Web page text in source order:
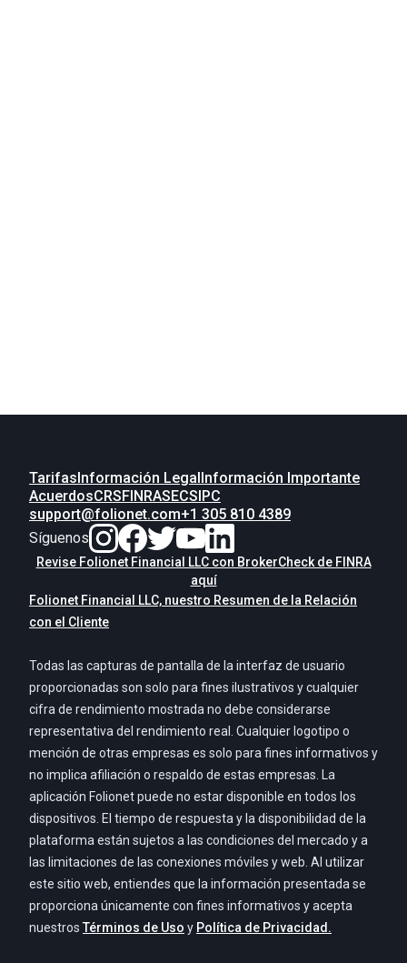
TarifasInformación LegalInformación Importante
AcuerdosCRSFINRASECSIPC
support@folionet.com+1 305 810 4389
Síguenos
Revise Folionet Financial LLC con BrokerCheck de FINRA
aquí
Folionet Financial LLC, nuestro Resumen de la Relación
con el Cliente
Todas las capturas de pantalla de la interfaz de usuario
proporcionadas son solo para fines ilustrativos y cualquier
cifra de rendimiento mostrada no debe considerarse
representativa del rendimiento real. Cualquier logotipo o
mención de otras empresas es solo para fines informativos y
no implica afiliación o respaldo de estas empresas. La
aplicación Folionet puede no estar disponible en todos los
dispositivos. El tiempo de respuesta y la disponibilidad de la
plataforma están sujetos a las condiciones del mercado y a
las limitaciones de las conexiones móviles y web. Al utilizar
este sitio web, entiendes que la información presentada se
proporciona únicamente con fines informativos y acepta
nuestros Términos de Uso y Política de Privacidad.